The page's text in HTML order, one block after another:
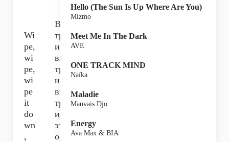
Wi
pe,
wi
pe,
wi
pe
it
do
wn
,
Вы
тр
и,
вы
тр
и,
вы
тр
и
эт
о,
Hello (The Sun Is Up Where Are You)
Mizmo
Meet Me In The Dark
AVE
ONE TRACK MIND
Naïka
Maladie
Mauvais Djo
Energy
Ava Max & BIA